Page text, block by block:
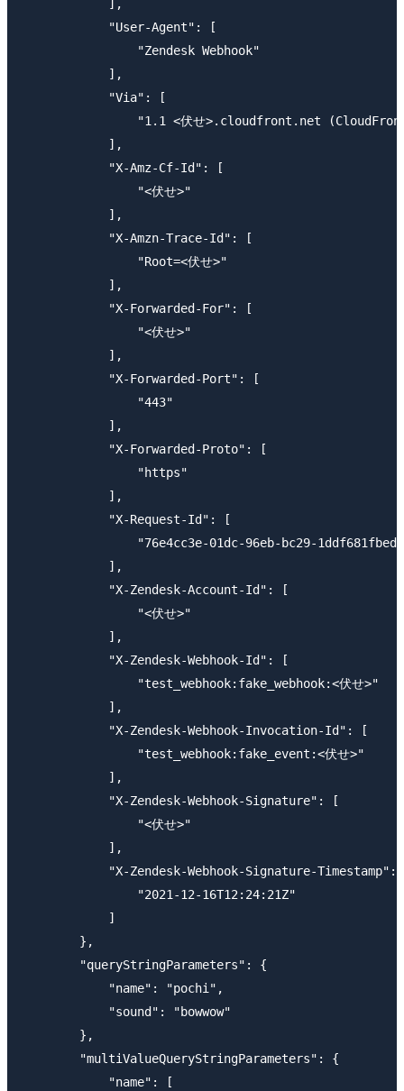
            ],
            "User-Agent": [
                "Zendesk Webhook"
            ],
            "Via": [
"1.1 <伏せ>.cloudfront.net
            ],
            "X-Amz-Cf-Id": [
                "<伏せ>"
            ],
            "X-Amzn-Trace-Id": [
                "Root=<伏せ>"
            ],
            "X-Forwarded-For": [
                "<伏せ>"
            ],
            "X-Forwarded-Port": [
                "443"
            ],
            "X-Forwarded-Proto": [
                "https"
            ],
            "X-Request-Id": [
"76e4cc3e-01dc-96eb-bc29-
            ],
            "X-Zendesk-Account-Id": [
                "<伏せ>"
            ],
            "X-Zendesk-Webhook-Id": [
                "test_webhook:fake_webhook:<伏せ>"
            ],
            "X-Zendesk-Webhook-Invocation-Id": [
                "test_webhook:fake_event:<伏せ>"
            ],
            "X-Zendesk-Webhook-Signature": [
                "<伏せ>"
            ],
"X-Zendesk-Webhook-Signature-Timestamp":
                "2021-12-16T12:24:21Z"
            ]
        },
        "queryStringParameters": {
            "name": "pochi",
            "sound": "bowwow"
        },
        "multiValueQueryStringParameters": {
            "name": [